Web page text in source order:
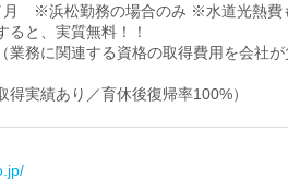
月 ※浜松勤務の場合のみ ※水道光熱費
と、実質無料！！
業務に関連する資格の取得費用を会社
得実績あり／育休後復帰率100%）